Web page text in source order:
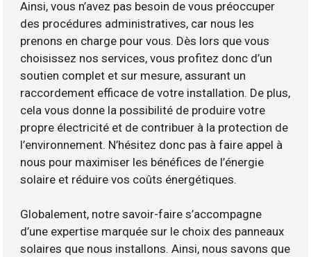
Ainsi, vous n’avez pas besoin de vous préoccuper
des procédures administratives, car nous les
prenons en charge pour vous. Dès lors que vous
choisissez nos services, vous profitez donc d’un
soutien complet et sur mesure, assurant un
raccordement efficace de votre installation. De plus,
cela vous donne la possibilité de produire votre
propre électricité et de contribuer à la protection de
l’environnement. N’hésitez donc pas à faire appel à
nous pour maximiser les bénéfices de l’énergie
solaire et réduire vos coûts énergétiques.
Globalement, notre savoir-faire s’accompagne
d’une expertise marquée sur le choix des panneaux
solaires que nous installons. Ainsi, nous savons que